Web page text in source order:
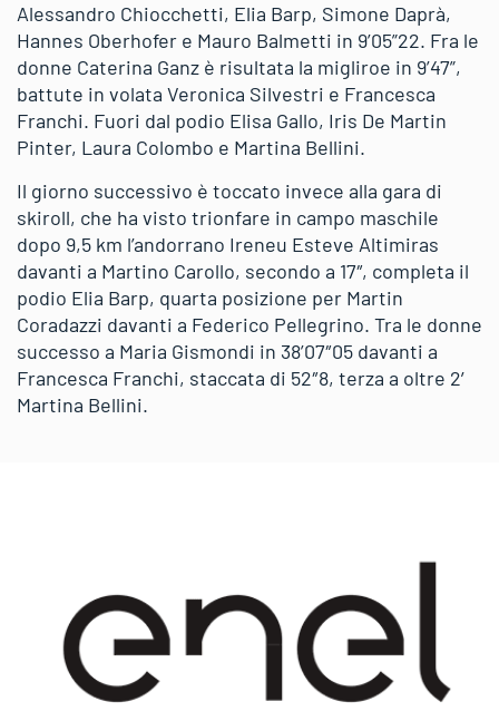
Alessandro Chiocchetti, Elia Barp, Simone Daprà,
Hannes Oberhofer e Mauro Balmetti in 9’05”22. Fra le
donne Caterina Ganz è risultata la migliroe in 9’47”,
battute in volata Veronica Silvestri e Francesca
Franchi. Fuori dal podio Elisa Gallo, Iris De Martin
Pinter, Laura Colombo e Martina Bellini.
Il giorno successivo è toccato invece alla gara di
skiroll, che ha visto trionfare in campo maschile
dopo 9,5 km l’andorrano Ireneu Esteve Altimiras
davanti a Martino Carollo, secondo a 17″, completa il
podio Elia Barp, quarta posizione per Martin
Coradazzi davanti a Federico Pellegrino. Tra le donne
successo a Maria Gismondi in 38’07″05 davanti a
Francesca Franchi, staccata di 52″8, terza a oltre 2′
Martina Bellini.